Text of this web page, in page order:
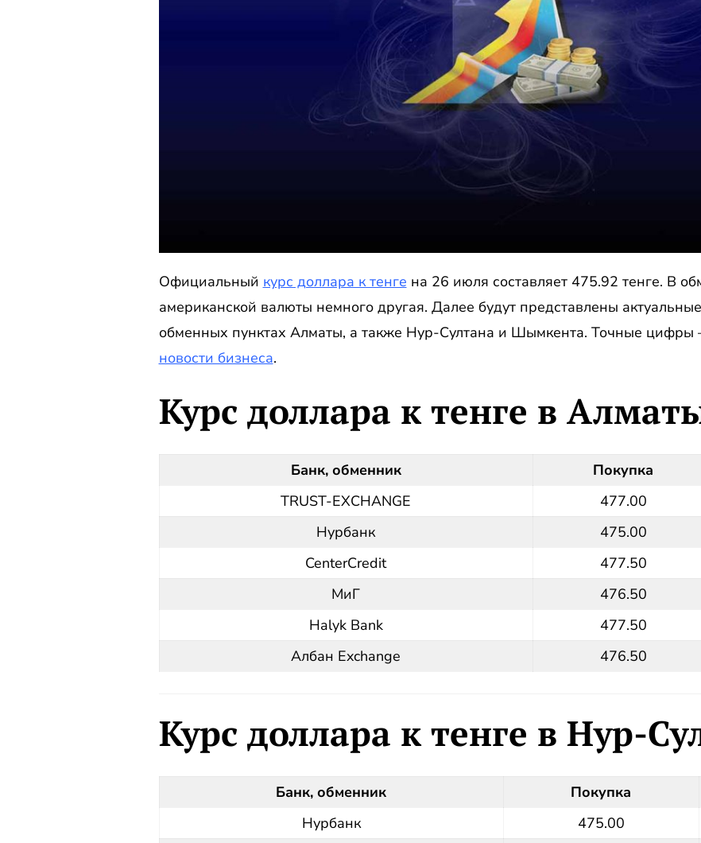
Официальный курс доллара к тенге на 26 июля составляет 475.92 тенге. В
американской валюты немного другая. Далее будут представлены
обменных пунктах Алматы, а также Нур-Султана и Шымкента. Точные цифры
новости бизнеса.
Курс доллара к тенге в
Банк, обменник Покупка
TRUST-EXCHANGE
477.00
Нурбанк
475.00
CenterCredit
477.50
МиГ
476.50
Halyk Bank
477.50
Албан Exchange
476.50
Курс доллара к тенге в Нур-
Банк, обменник Покупка
Нурбанк
475.00